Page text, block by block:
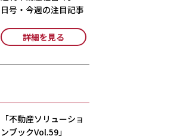
日号・今週の注目記事
詳細を見る
「不動産ソリューショ
ンブックVol.59」